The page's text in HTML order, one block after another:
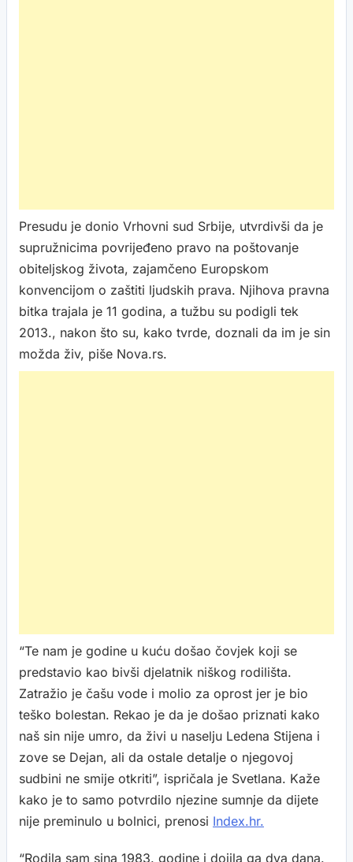
Presudu je donio Vrhovni sud Srbije, utvrdivši da je
supružnicima povrijeđeno pravo na poštovanje
obiteljskog života, zajamčeno Europskom
konvencijom o zaštiti ljudskih prava. Njihova pravna
bitka trajala je 11 godina, a tužbu su podigli tek
2013., nakon što su, kako tvrde, doznali da im je sin
možda živ, piše Nova.rs.
“Te nam je godine u kuću došao čovjek koji se
predstavio kao bivši djelatnik niškog rodilišta.
Zatražio je čašu vode i molio za oprost jer je bio
teško bolestan. Rekao je da je došao priznati kako
naš sin nije umro, da živi u naselju Ledena Stijena i
zove se Dejan, ali da ostale detalje o njegovoj
sudbini ne smije otkriti”, ispričala je Svetlana. Kaže
kako je to samo potvrdilo njezine sumnje da dijete
nije preminulo u bolnici, prenosi Index.hr.
“Rodila sam sina 1983. godine i dojila ga dva dana.